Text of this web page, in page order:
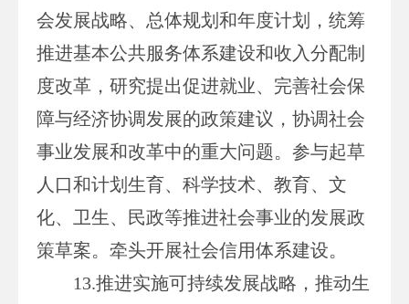
会发展战略、总体规划和年度计划，统筹
推进基本公共服务体系建设和收入分配制
度改革，研究提出促进就业、完善社会保
障与经济协调发展的政策建议，协调社会
事业发展和改革中的重大问题。参与起草
人口和计划生育、科学技术、教育、文
化、卫生、民政等推进社会事业的发展政
策草案。牵头开展社会信用体系建设。
13.推进实施可持续发展战略，推动生